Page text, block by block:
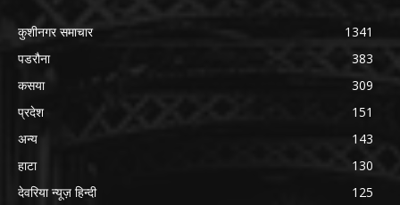
कुशीनगर समाचार
1341
पडरौना
383
कसया
309
प्रदेश
151
अन्य
143
हाटा
130
देवरिया न्यूज़ हिन्दी
125